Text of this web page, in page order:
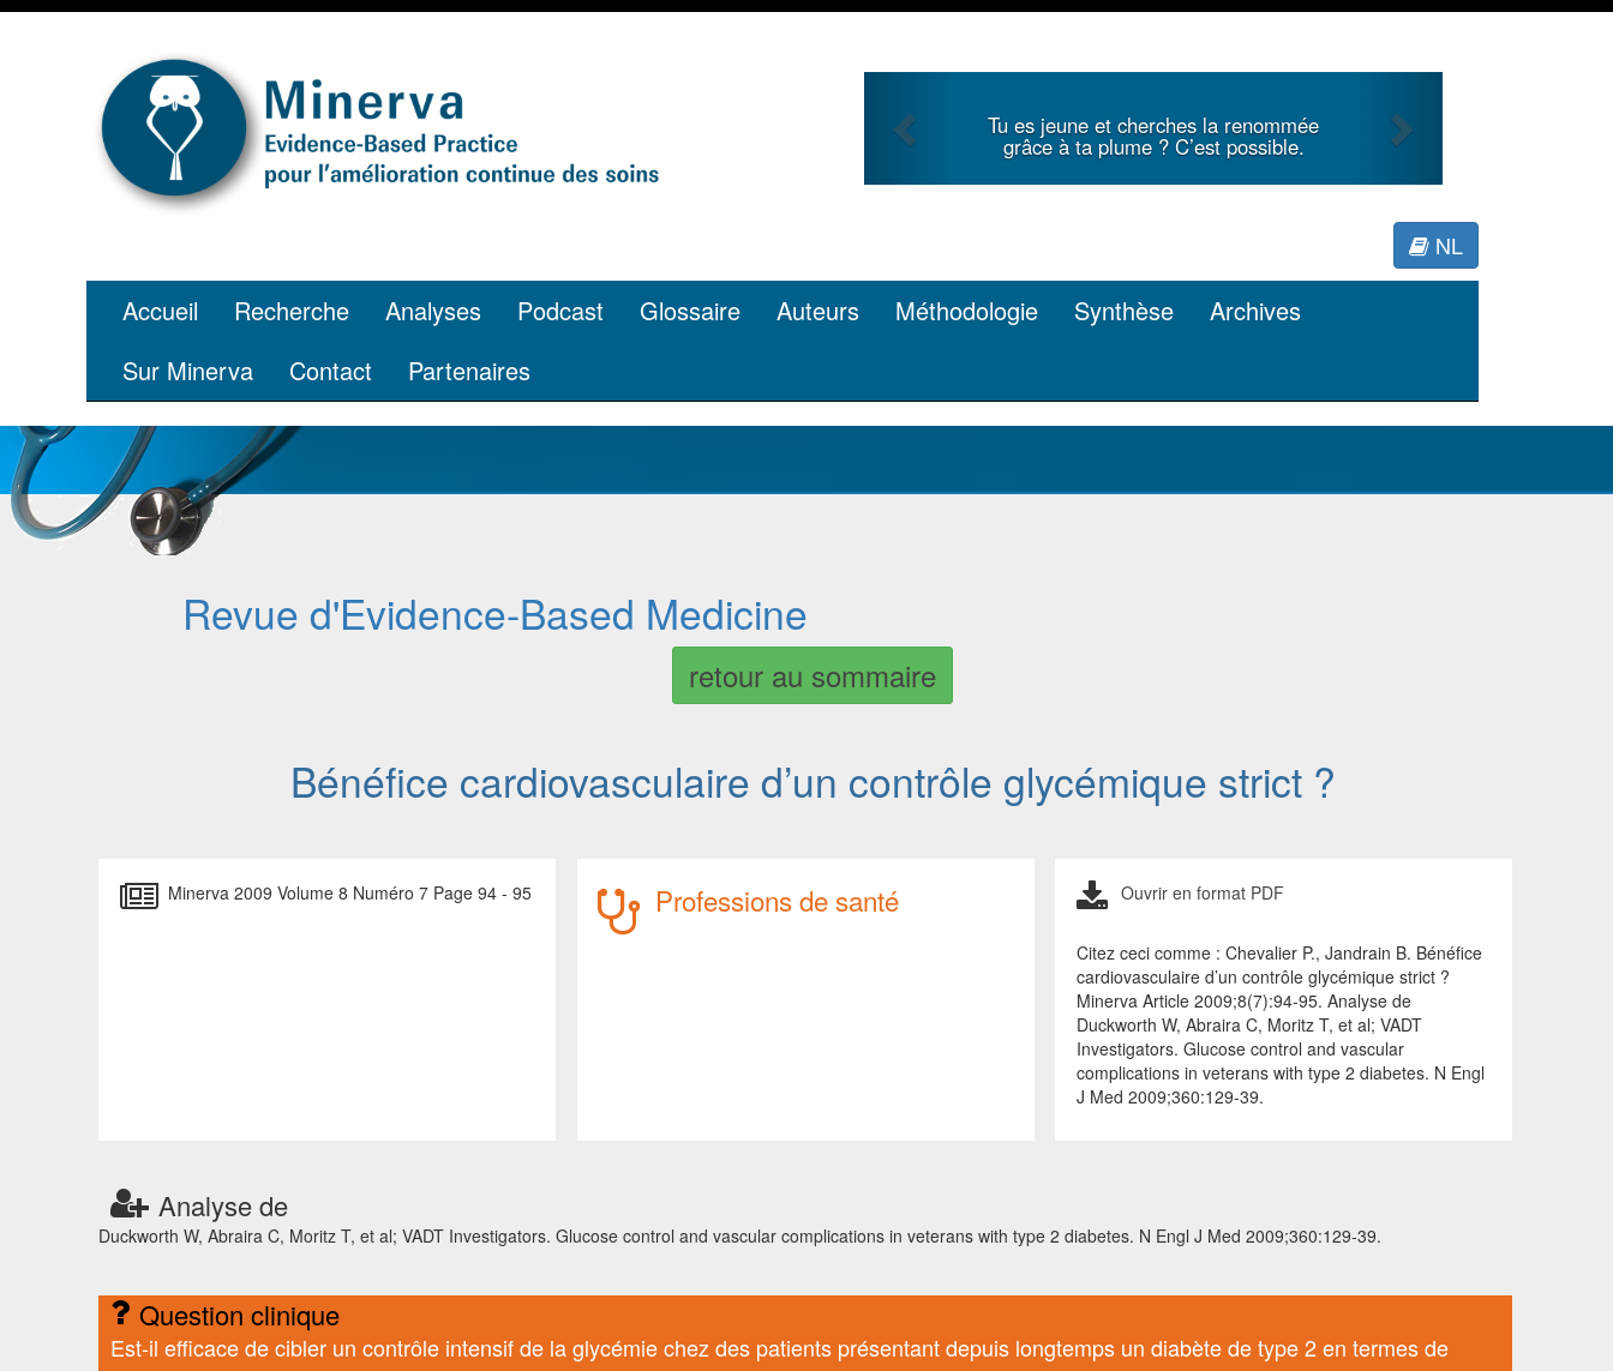
Tu es jeune et cherches la renommée
grâce à ta plume ? C’est possible.
article de la littérature internationale
pour Minerva.
NL
Accueil Recherche Analyses Podcast Glossaire Auteurs Méthodologie Synthèse
Archives
Sur Minerva
Contact Partenaires
Revue d'Evidence-Based Medicine
retour au sommaire
Bénéfice cardiovasculaire d’un contrôle glycémique strict ?
Minerva 2009 Volume 8 Numéro 7 Page 94 - 95 Professions de santé Ouvrir en format PDF
Citez ceci comme : Chevalier P., Jandrain B. Bénéfice
cardiovasculaire d’un contrôle glycémique strict ?
Minerva Article 2009;8(7):94-95. Analyse de
Duckworth W, Abraira C, Moritz T, et al; VADT
Investigators. Glucose control and vascular
complications in veterans with type 2 diabetes. N Engl
J Med 2009;360:129-39.
Analyse de
Duckworth W, Abraira C, Moritz T, et al; VADT Investigators. Glucose control and vascular complications in veterans with type 2 diabetes. N Engl J Med 2009;360:129-39.
Question clinique
Est-il efficace de cibler un contrôle intensif de la glycémie chez des patients présentant depuis longtemps un diabète de type 2 en termes de